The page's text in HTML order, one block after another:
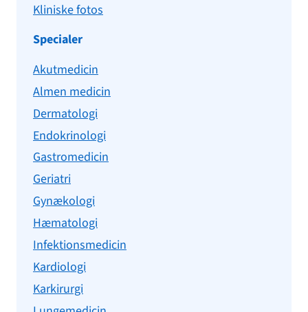
Kliniske fotos
Specialer
Akutmedicin
Almen medicin
Dermatologi
Endokrinologi
Gastromedicin
Geriatri
Gynækologi
Hæmatologi
Infektionsmedicin
Kardiologi
Karkirurgi